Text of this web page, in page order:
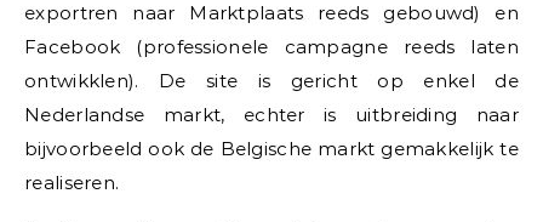
exportren naar Marktplaats reeds gebouwd) en
Facebook (professionele campagne reeds laten
ontwikklen). De site is gericht op enkel de
Nederlandse markt, echter is uitbreiding naar
bijvoorbeeld ook de Belgische markt gemakkelijk te
realiseren.